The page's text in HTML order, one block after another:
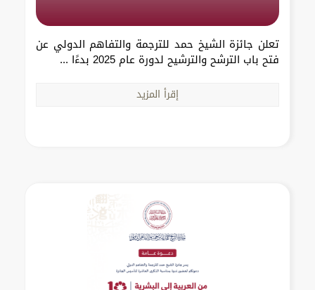
تعلن جائزة الشيخ حمد للترجمة والتفاهم الدولي عن
فتح باب الترشح والترشيح لدورة عام 2025 بدءًا ...
إقرأ المزيد